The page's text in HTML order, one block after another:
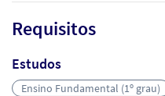
Requisitos
Estudos
Ensino Fundamental (1º grau)